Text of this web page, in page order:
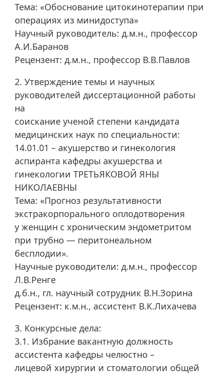
Тема: «Обоснование цитокинотерапии при
операциях из минидоступа»
Научный руководитель: д.м.н., профессор
А.И.Баранов
Рецензент: д.м.н., профессор В.В.Павлов
2. Утверждение темы и научных
руководителей диссертационной работы
на
соискание ученой степени кандидата
медицинских наук по специальности:
14.01.01 – акушерство и гинекология
аспиранта кафедры акушерства и
гинекологии ТРЕТЬЯКОВОЙ ЯНЫ
НИКОЛАЕВНЫ
Тема: «Прогноз результативности
экстракорпорального оплодотворения
у женщин с хроническим эндометритом
при трубно — перитонеальном
бесплодии».
Научные руководители: д.м.н., профессор
Л.В.Ренге
д.б.н., гл. научный сотрудник В.Н.Зорина
Рецензент: к.м.н., ассистент В.К.Лихачева
3. Конкурсные дела:
3.1. Избрание вакантную должность
ассистента кафедры челюстно –
лицевой хирургии и стоматологии общей